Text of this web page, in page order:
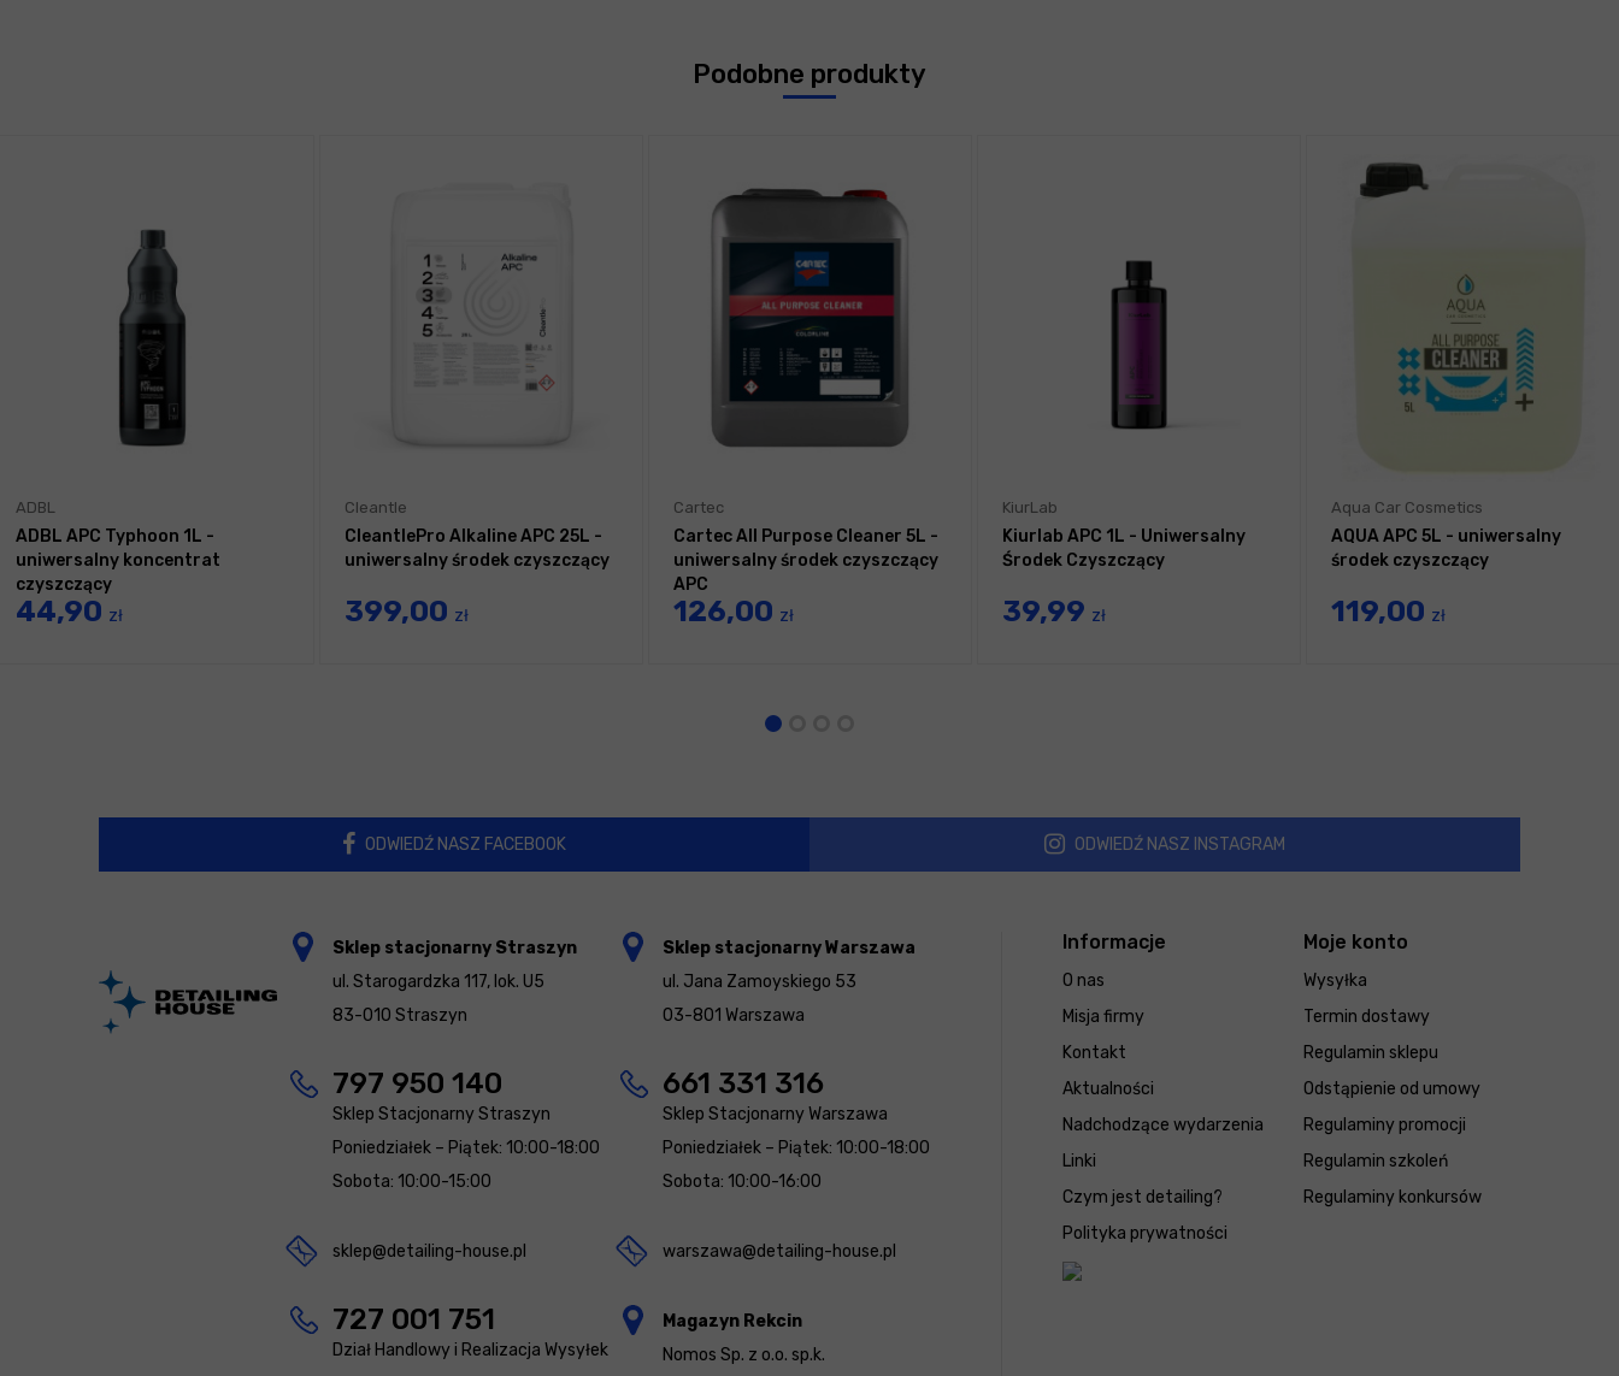
Podobne produkty
ADBL
ADBL APC Typhoon 1L -
uniwersalny koncentrat
czyszczący
44,90 zł
Cleantle
CleantlePro Alkaline APC 25L -
uniwersalny środek czyszczący
399,00 zł
Cartec
Cartec All Purpose Cleaner 5L -
uniwersalny środek czyszczący
APC
126,00 zł
KiurLab
Kiurlab APC 1L - Uniwersalny
Środek Czyszczący
39,99 zł
Aqua Car Cosmetics
AQUA APC 5L - uniwersalny
środek czyszczący
119,00 zł
ODWIEDŹ NASZ FACEBOOK ODWIEDŹ NASZ INSTAGRAM
Informacje
O nas
Misja firmy
Kontakt
Aktualności
Nadchodzące wydarzenia
Linki
Czym jest detailing?
Polityka prywatności
Moje konto
Wysyłka
Termin dostawy
Regulamin sklepu
Odstąpienie od umowy
Regulaminy promocji
Regulamin szkoleń
Regulaminy konkursów
Sklep stacjonarny Straszyn
ul. Starogardzka 117, lok. U5
83-010 Straszyn
797 950 140
Sklep Stacjonarny Straszyn
Poniedziałek – Piątek: 10:00-18:00
Sobota: 10:00-15:00
sklep@detailing-house.pl
727 001 751
Dział Handlowy i Realizacja Wysyłek
Sklep stacjonarny Warszawa
ul. Jana Zamoyskiego 53
03-801 Warszawa
661 331 316
Sklep Stacjonarny Warszawa
Poniedziałek – Piątek: 10:00-18:00
Sobota: 10:00-16:00
warszawa@detailing-house.pl
Magazyn Rekcin
Nomos Sp. z o.o. sp.k.